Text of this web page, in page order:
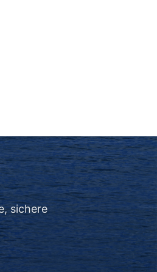
sichere